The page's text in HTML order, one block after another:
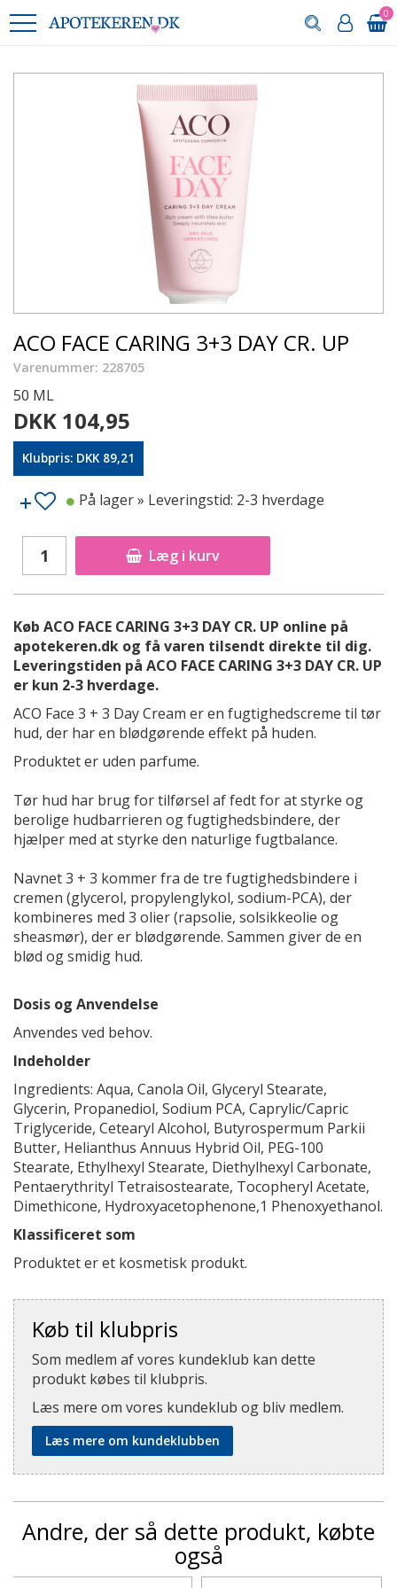
0
ACO FACE CARING 3+3 DAY CR. UP
Varenummer: 228705
50 ML
DKK 104,95
Klubpris: DKK 89,21
Læg i kurv
På lager» Leveringstid: 2-3 hverdage
Køb ACO FACE CARING 3+3 DAY CR. UP online på
apotekeren.dk og få varen tilsendt direkte til dig.
Leveringstiden på ACO FACE CARING 3+3 DAY CR. UP
er kun 2-3 hverdage.
ACO Face 3 + 3 Day Cream er en fugtighedscreme til tør
hud, der har en blødgørende effekt på huden.
Produktet er uden parfume.
Tør hud har brug for tilførsel af fedt for at styrke og
berolige hudbarrieren og fugtighedsbindere, der
hjælper med at styrke den naturlige fugtbalance.
Navnet 3 + 3 kommer fra de tre fugtighedsbindere i
cremen (glycerol, propylenglykol, sodium-PCA), der
kombineres med 3 olier (rapsolie, solsikkeolie og
sheasmør), der er blødgørende. Sammen giver de en
blød og smidig hud.
Dosis og Anvendelse
Anvendes ved behov.
Indeholder
Ingredients: Aqua, Canola Oil, Glyceryl Stearate,
Glycerin, Propanediol, Sodium PCA, Caprylic/Capric
Triglyceride, Cetearyl Alcohol, Butyrospermum Parkii
Butter, Helianthus Annuus Hybrid Oil, PEG-100
Stearate, Ethylhexyl Stearate, Diethylhexyl Carbonate,
Pentaerythrityl Tetraisostearate, Tocopheryl Acetate,
Dimethicone, Hydroxyacetophenone,1 Phenoxyethanol.
Klassificeret som
Produktet er et kosmetisk produkt.
Køb til klubpris
Som medlem af vores kundeklub kan dette
produkt købes til klubpris.
Læs mere om vores kundeklub og bliv medlem.
Læs mere om kundeklubben
Andre, der så dette produkt, købte
også